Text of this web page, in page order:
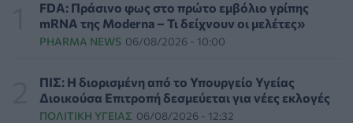
ΨΥΧΙΚΉ ΥΓΕΊΑ 07/08/2026 - 18:11
την ενίσχυση της βιοασφάλειας από το ΥΠΑΑΤ
ΕΠΙΚΑΙΡΌΤΗΤΑ 07/08/2026 - 17:42
FDA: Πράσινο φως στο πρώτο εμβόλιο γρίπης
mRNA της Moderna – Τι δείχνουν οι μελέτες»
PHARMA NEWS 06/08/2026 - 10:00
ΠΙΣ: Η διορισμένη από το Υπουργείο Υγείας
Διοικούσα Επιτροπή δεσμεύεται για νέες εκλογές
ΠΟΛΙΤΙΚΉ ΥΓΕΊΑΣ 06/08/2026 - 12:32